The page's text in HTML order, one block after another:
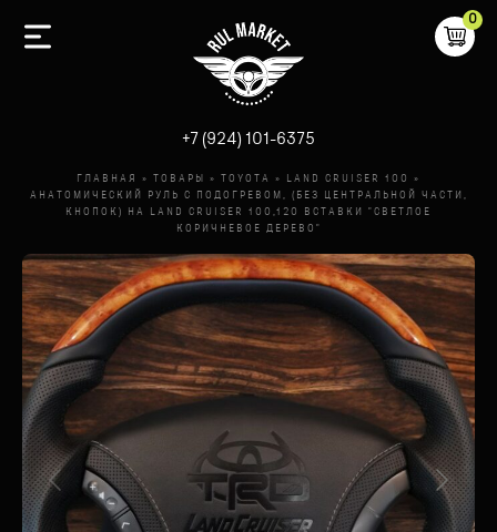
+7 (924) 101-6375
0
ГЛАВНАЯ » ТОВАРЫ » TOYOTA » LAND CRUISER 100
»
АНАТОМИЧЕСКИЙ РУЛЬ С ПОДОГРЕВОМ, (БЕЗ ЦЕНТРАЛЬНОЙ ЧАСТИ,
КНОПОК) НА LAND CRUISER 100,120 ВСТАВКИ "СВЕТЛОЕ
КОРИЧНЕВОЕ ДЕРЕВО"